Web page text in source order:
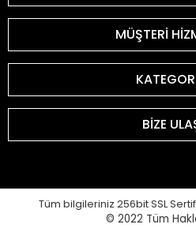
MÜŞTERİ
BİZE
Tüm bilgileriniz 256bit SSL
© 2022 Tüm